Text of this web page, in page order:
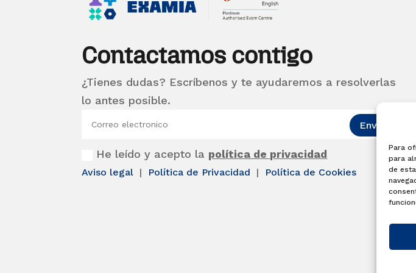
Para
para
de
Contactamos contigo
¿Tienes dudas? Escríbenos y te ayudaremos a resolverlas
lo antes posible.
He leído y acepto la política de privacidad
Enviar
Aviso legal | Política de Privacidad | Política de Cookies